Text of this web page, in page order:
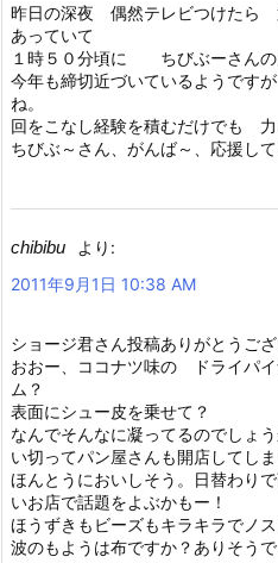
昨日の深夜 偶然テレビつけたら
あっていて
１時５０分頃に ちびぶーさんの
今年も締切近づいているようです
ね。
回をこなし経験を積むだけでも 力
ちびぶ～さん、がんば～、応援し
chibibu
より:
2011年9月1日 10:38 AM
ショージ君さん投稿ありがとうござ
おおー、ココナツ味の ドライパ
ム？
表面にシュー皮を乗せて？
なんでそんなに凝ってるのでしょ
い切ってパン屋さんも開店してしま
ほんとうにおいしそう。日替わり
いお店で話題をよぶかもー！
ほうずきもビーズもキラキラでノ
波のもようは布ですか？ありそう